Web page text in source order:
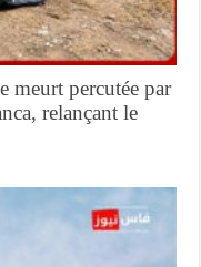
meurt percutée par
relançant le